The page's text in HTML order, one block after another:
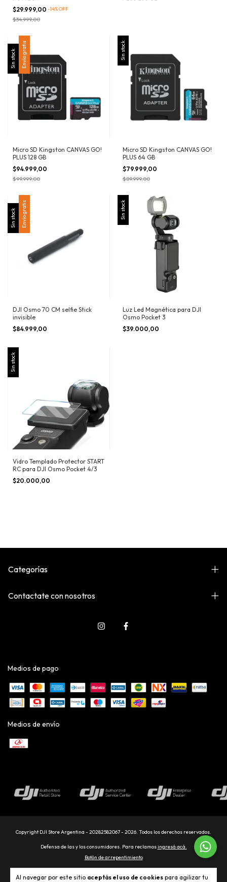
Al navegar por este sitio aceptás el uso de cookies para agilizar tu
$29.999,00 -14%OFF
$34.999,00
Sin stock Envío gratis
Micro SD Kingston CANVAS GO!
PLUS 128 GB
$94.999,00
$99.999,00
Sin stock
Micro SD Kingston CANVAS GO!
PLUS 64 GB
$79.999,00
$89.999,00
Sin stock Envío gratis
DJI Osmo 70 CM selfie Stick
invisible
$84.999,00
Sin stock
Luz Led Magnética para DJI
Osmo Pocket 3
$39.000,00
Sin stock
Vidro Templado Protector START
RC para DJI Osmo Pocket 4/3
$20.000,00
Categorías
Contactate con nosotros
Medios de pago
Medios de envío
Copyright DJI Store Argentina - 20282582067 - 2026. Todos los derechos reservados.
Defensa de las y los consumidores. Para reclamosingresá acá.
Botón de arrepentimiento